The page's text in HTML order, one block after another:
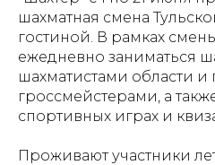
шахматная смена
гостиной. В рамках
ежедневно заниматься
шахматистами области
гроссмейстерами, а
спортивных играх и
Проживают участники